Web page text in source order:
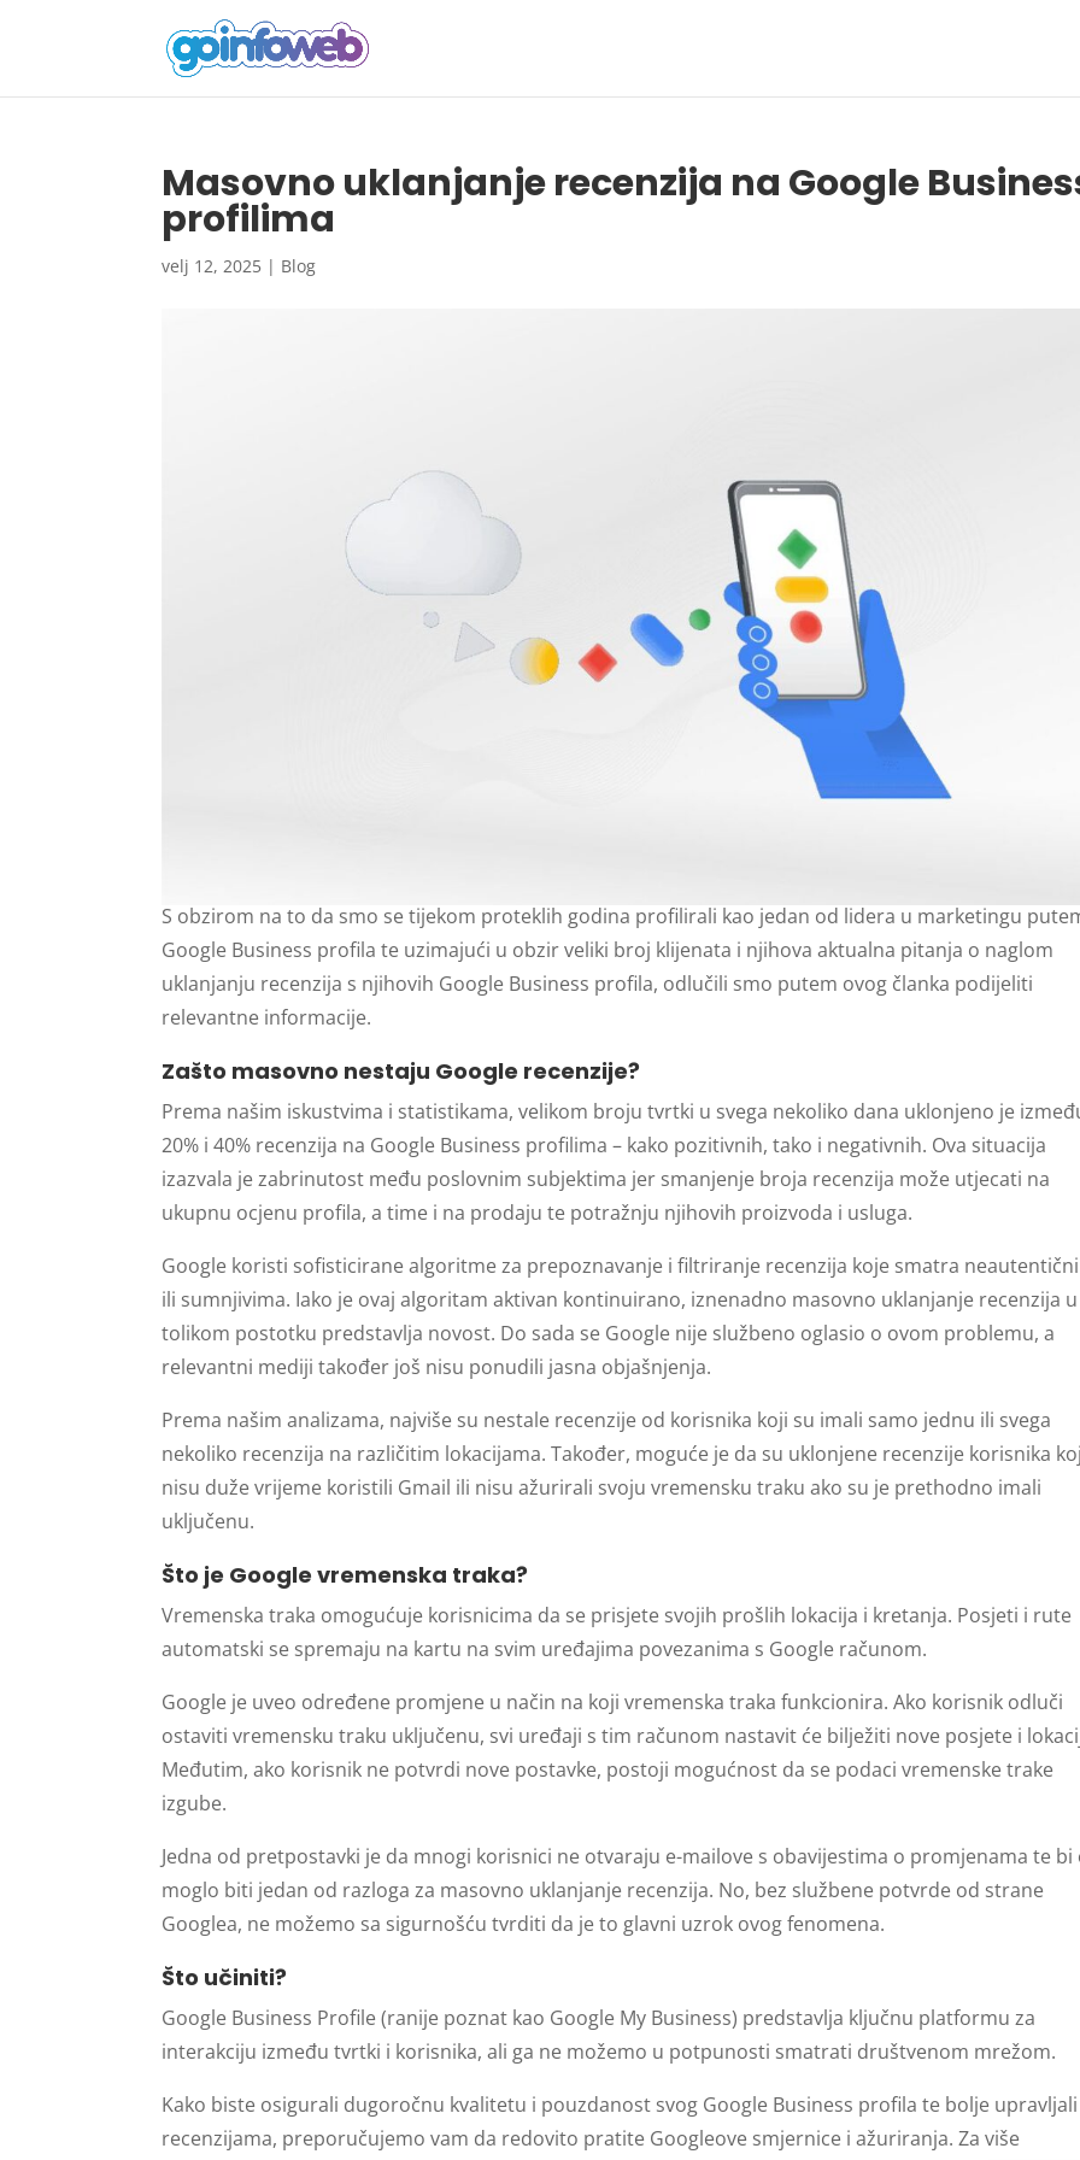
Masovno uklanjanje recenzija na Google
profilima
velj 12, 2025 | Blog
S obzirom na to da smo se tijekom proteklih godina profilirali kao jedan od lidera u marketingu
Google Business profila te uzimajući u obzir veliki broj klijenata i njihova aktualna pitanja o naglom
uklanjanju recenzija s njihovih Google Business profila, odlučili smo putem ovog članka podijeliti
relevantne informacije.
Zašto masovno nestaju Google recenzije?
Prema našim iskustvima i statistikama, velikom broju tvrtki u svega nekoliko dana uklonjeno je
20% i 40% recenzija na Google Business profilima – kako pozitivnih, tako i negativnih. Ova situacija
izazvala je zabrinutost među poslovnim subjektima jer smanjenje broja recenzija može utjecati na
ukupnu ocjenu profila, a time i na prodaju te potražnju njihovih proizvoda i usluga.
Google koristi sofisticirane algoritme za prepoznavanje i filtriranje recenzija koje smatra
ili sumnjivima. Iako je ovaj algoritam aktivan kontinuirano, iznenadno masovno uklanjanje recenzija u
tolikom postotku predstavlja novost. Do sada se Google nije službeno oglasio o ovom problemu, a
relevantni mediji također još nisu ponudili jasna objašnjenja.
Prema našim analizama, najviše su nestale recenzije od korisnika koji su imali samo jednu ili svega
nekoliko recenzija na različitim lokacijama. Također, moguće je da su uklonjene recenzije korisnika
nisu duže vrijeme koristili Gmail ili nisu ažurirali svoju vremensku traku ako su je prethodno imali
uključenu.
Što je Google vremenska traka?
Vremenska traka omogućuje korisnicima da se prisjete svojih prošlih lokacija i kretanja. Posjeti i rute
automatski se spremaju na kartu na svim uređajima povezanima s Google računom.
Google je uveo određene promjene u način na koji vremenska traka funkcionira. Ako korisnik odluči
ostaviti vremensku traku uključenu, svi uređaji s tim računom nastavit će bilježiti nove posjete i
Međutim, ako korisnik ne potvrdi nove postavke, postoji mogućnost da se podaci vremenske trake
izgube.
Jedna od pretpostavki je da mnogi korisnici ne otvaraju e-mailove s obavijestima o promjenama te bi
moglo biti jedan od razloga za masovno uklanjanje recenzija. No, bez službene potvrde od strane
Googlea, ne možemo sa sigurnošću tvrditi da je to glavni uzrok ovog fenomena.
Što učiniti?
Google Business Profile (ranije poznat kao Google My Business) predstavlja ključnu platformu za
interakciju između tvrtki i korisnika, ali ga ne možemo u potpunosti smatrati društvenom mrežom.
Kako biste osigurali dugoročnu kvalitetu i pouzdanost svog Google Business profila te bolje upravljali
recenzijama, preporučujemo vam da redovito pratite Googleove smjernice i ažuriranja. Za više